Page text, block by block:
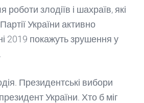
злодіїв і шахраїв, які
України активно
2019 покажуть зрушення у
Президентські вибори
України. Хто б міг